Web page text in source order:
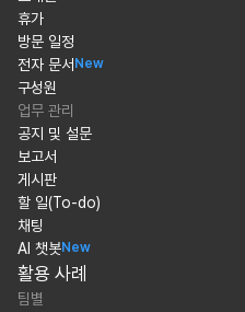
휴가
방문 일정
전자 문서 New
구성원
업무 관리
공지 및 설문
보고서
게시판
할 일(To-do)
채팅
AI 챗봇New
활용 사례
팀별